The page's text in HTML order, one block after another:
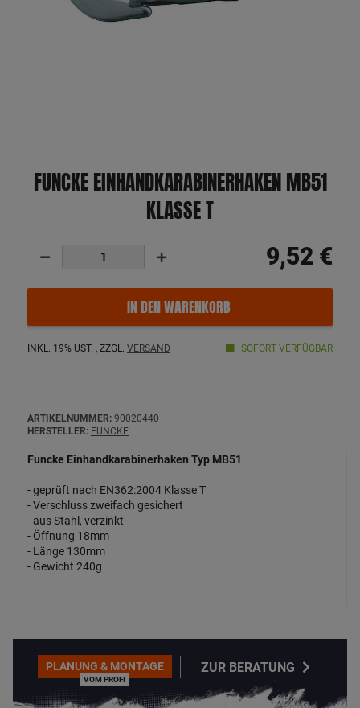
FUNCKE EINHANDKARABINERHAKEN MB51
KLASSE T
Funcke Einhandkarabinerhaken Typ MB51
- geprüft nach EN362:2004 Klasse T
- Verschluss zweifach gesichert
- aus Stahl, verzinkt
- Öffnung 18mm
- Länge 130mm
- Gewicht 240g
9,52 €
IN DEN WARENKORB
INKL. 19% UST. , ZZGL. VERSAND SOFORT VERFÜGBAR
ARTIKELNUMMER: 90020440
HERSTELLER: FUNCKE
PLANUNG & MONTAGE
VOM PROFI
ZUR BERATUNG